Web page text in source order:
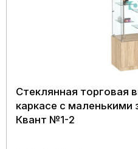
Стеклянная торговая
каркасе с
Квант №1-2